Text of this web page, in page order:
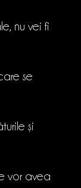
nu vei fi
se
și
vor avea